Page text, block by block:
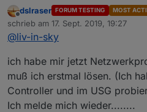
setzte problemWLAN
ertmal auf 2 lassen -
dann mal countFalseSetting mit 3 probieren
ist nicht getestet, da
nächste update rein
unifi-main-scrip-
Offline
dslraser FORUM TESTING MOST
schrieb am 17. Sept. 2019, 19:27
zuletzt editiert von
@liv-in-sky
ich habe mir jetzt
muß ich erstmal lösen. (Ich
Controller und im USG
Ich melde mich wieder........